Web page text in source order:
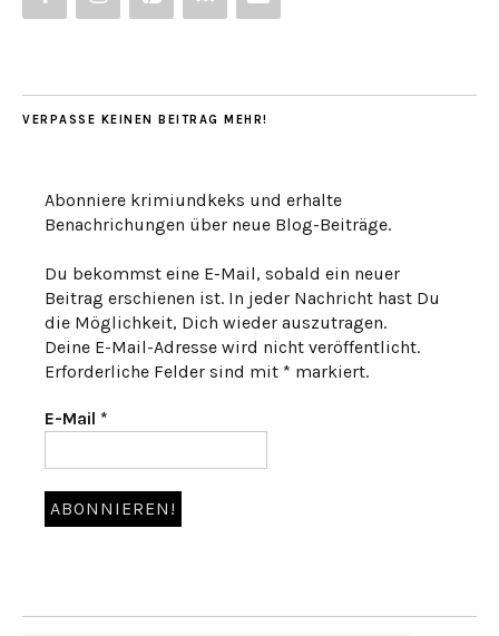
VERPASSE KEINEN BEITRAG MEHR!
Abonniere krimiundkeks und erhalte
Benachrichungen über neue Blog-Beiträge.
Du bekommst eine E-Mail, sobald ein neuer
Beitrag erschienen ist. In jeder Nachricht hast Du
die Möglichkeit, Dich wieder auszutragen.
Deine E-Mail-Adresse wird nicht veröffentlicht.
Erforderliche Felder sind mit * markiert.
E-Mail *